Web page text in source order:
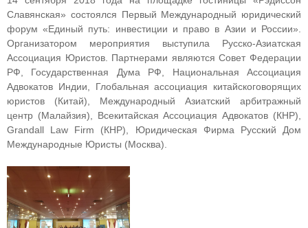
Славянская» состоялся Первый Международный юридический
форум «Единый путь: инвестиции и право в Азии и России».
Организатором мероприятия выступила Русско-Азиатская
Ассоциация Юристов. Партнерами являются Совет Федерации
РФ, Государственная Дума РФ, Национальная Ассоциация
Адвокатов Индии, Глобальная ассоциация китайскоговорящих
юристов (Китай), Международный Азиатский арбитражный
центр (Малайзия), Всекитайская Ассоциация Адвокатов (КНР),
Grandall Law Firm (КНР), Юридическая Фирма Русский Дом
Международные Юристы (Москва).